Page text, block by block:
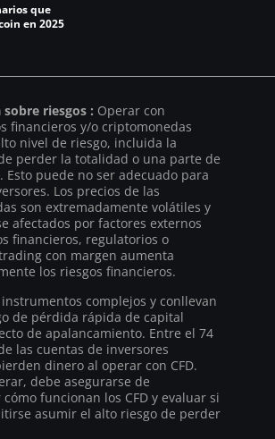
que
en 2025
riesgos : Operar con
financieros y/o criptomonedas
nivel de riesgo, incluida la
perder la totalidad o una parte de
Esto puede no ser adecuado para
Los precios de las
son extremadamente volátiles y
afectados por factores externos
financieros, regulatorios o
con margen aumenta
los riesgos financieros.
instrumentos complejos y conllevan
de pérdida rápida de capital
de apalancamiento. Entre el 74
las cuentas de inversores
dinero al operar con CFD.
debe asegurarse de
funcionan los CFD y evaluar si
asumir el alto riesgo de perder